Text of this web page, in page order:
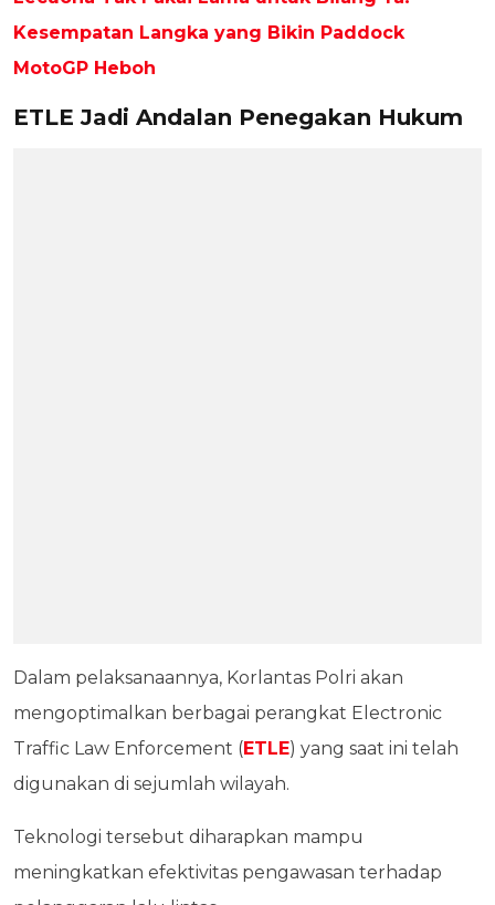
Kesempatan Langka yang Bikin Paddock
MotoGP Heboh
ETLE Jadi Andalan Penegakan Hukum
Dalam pelaksanaannya, Korlantas Polri akan
mengoptimalkan berbagai perangkat Electronic
Traffic Law Enforcement (ETLE) yang saat ini telah
digunakan di sejumlah wilayah.
Teknologi tersebut diharapkan mampu
meningkatkan efektivitas pengawasan terhadap